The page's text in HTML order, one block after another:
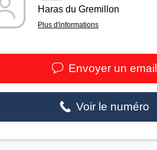
Haras du Gremillon
Plus d'informations
Envoyer un email
Voir le numéro